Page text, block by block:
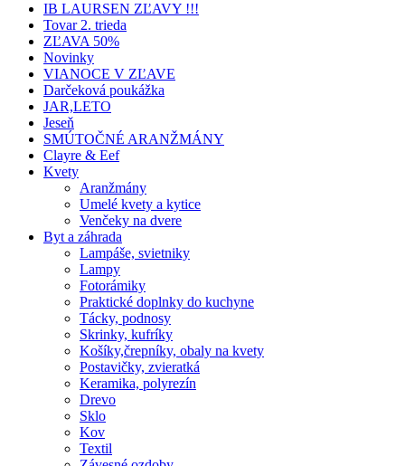
IB LAURSEN ZĽAVY !!!
Tovar 2. trieda
ZĽAVA 50%
Novinky
VIANOCE V ZĽAVE
Darčeková poukážka
JAR,LETO
Jeseň
SMÚTOČNÉ ARANŽMÁNY
Clayre & Eef
Kvety
Aranžmány
Umelé kvety a kytice
Venčeky na dvere
Byt a záhrada
Lampáše, svietniky
Lampy
Fotorámiky
Praktické doplnky do kuchyne
Tácky, podnosy
Skrinky, kufríky
Košíky,črepníky, obaly na kvety
Postavičky, zvieratká
Keramika, polyrezín
Drevo
Sklo
Kov
Textil